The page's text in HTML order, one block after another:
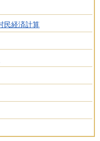
民経済計算